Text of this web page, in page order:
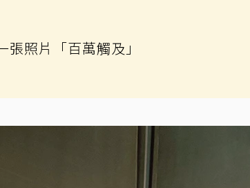
照片「百萬觸及」